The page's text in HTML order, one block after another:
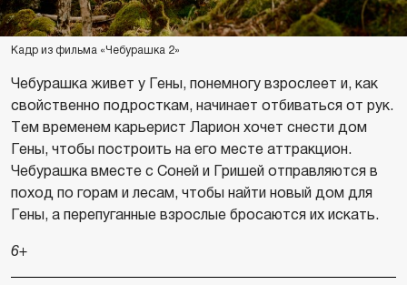
Кадр из фильма «Чебурашка 2»
Чебурашка живет у Гены, понемногу взрослеет и, как
свойственно подросткам, начинает отбиваться от рук.
Тем временем карьерист Ларион хочет снести дом
Гены, чтобы построить на его месте аттракцион.
Чебурашка вместе с Соней и Гришей отправляются в
поход по горам и лесам, чтобы найти новый дом для
Гены, а перепуганные взрослые бросаются их искать.
6+